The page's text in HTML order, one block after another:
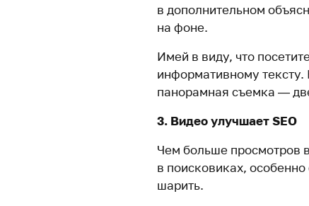
в дополнительном
на фоне.
Имей в виду, что
информативному
панорамная съемка —
3. Видео улучшает SEO
Чем больше просмотров
в поисковиках,
шарить.